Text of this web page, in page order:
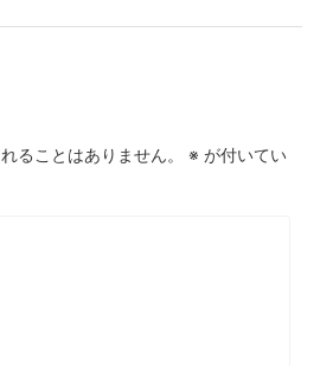
ることはありません。 ※ が付いてい